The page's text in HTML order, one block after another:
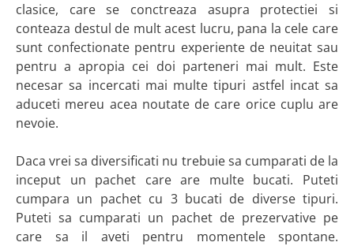
clasice, care se conctreaza asupra protectiei si
conteaza destul de mult acest lucru, pana la cele care
sunt confectionate pentru experiente de neuitat sau
pentru a apropia cei doi parteneri mai mult. Este
necesar sa incercati mai multe tipuri astfel incat sa
aduceti mereu acea noutate de care orice cuplu are
nevoie.
Daca vrei sa diversificati nu trebuie sa cumparati de la
inceput un pachet care are multe bucati. Puteti
cumpara un pachet cu 3 bucati de diverse tipuri.
Puteti sa cumparati un pachet de prezervative pe
care sa il aveti pentru momentele spontane.